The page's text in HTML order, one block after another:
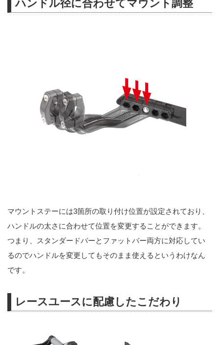
ハンドル径に合わせてマウント調整
マウントステーには3箇所の取り付け位置が設定されており、
ハンドルの太さに合わせて位置を変更することができます。
つまり、スタンダードバーとファットバー両方に対応してい
るのでハンドルを変更してもそのまま使えるというわけなん
です。
レースユースに配慮したこだわり